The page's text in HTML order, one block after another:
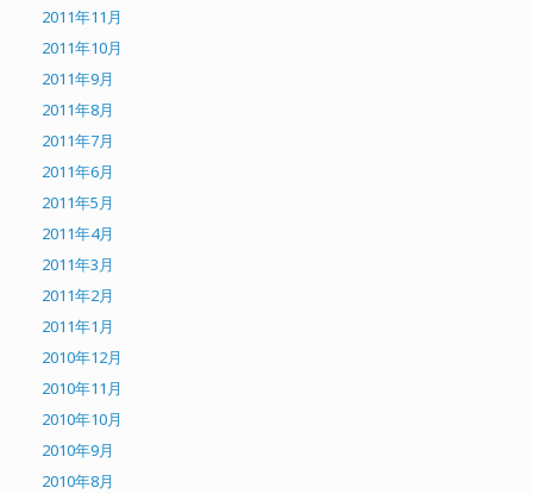
2011年11月
2011年10月
2011年9月
2011年8月
2011年7月
2011年6月
2011年5月
2011年4月
2011年3月
2011年2月
2011年1月
2010年12月
2010年11月
2010年10月
2010年9月
2010年8月